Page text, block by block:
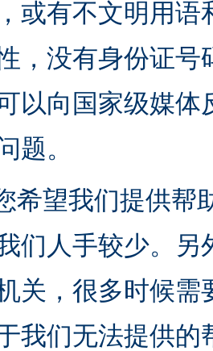
或有不文明用
，没有身份证
以向国家级媒
题。
希望我们提供帮
们人手较少。
关，很多时候
我们无法提供